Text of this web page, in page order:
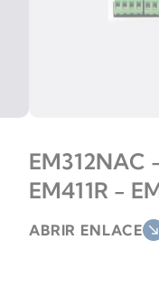
EM312NAC
EM411R -
ABRIR ENLACE